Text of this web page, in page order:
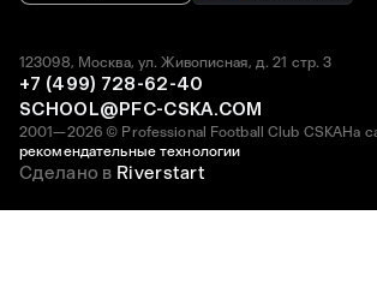
2001—2026 © Professional Football Club CSKAНа
рекомендательные технологии
123098, Москва, ул. Живописная, д. 21 стр. 3
+7 (499) 728-62-40
SCHOOL@PFC-CSKA.COM
Сделано в Riverstart